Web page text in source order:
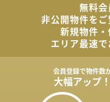
無料
非公開物件を
新規物件
エリア最速で
会員登録で物件数
大幅アップ！